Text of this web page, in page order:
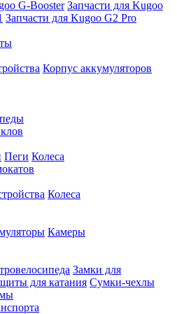
G-Booster Запчасти для Kugoo
Запчасти для Kugoo G2 Pro
Корпус аккумуляторов
Пеги Колеса
Колеса
Камеры
Замки для
для катания Сумки-чехлы